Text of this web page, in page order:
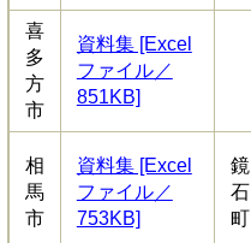
喜
多
方
市
資料集 [Excel
ファイル／
851KB]
相
馬
市
資料集 [Excel
ファイル／
753KB]
鏡
石
町